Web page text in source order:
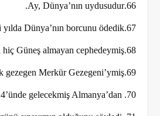
66.Ay, Dünya’nın uydusudur.
67.İki yılda Dünya’nın borcunu ödedik.
68.Odası hiç Güneş almayan cephedeymiş.
69.En küçük gezegen Merkür Gezegeni’ymiş.
70. Bu yıl ekim’in 24’ünde gelecekmiş Almanya’dan.